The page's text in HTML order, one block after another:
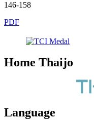
146-158
PDF
Home Thaijo
Language